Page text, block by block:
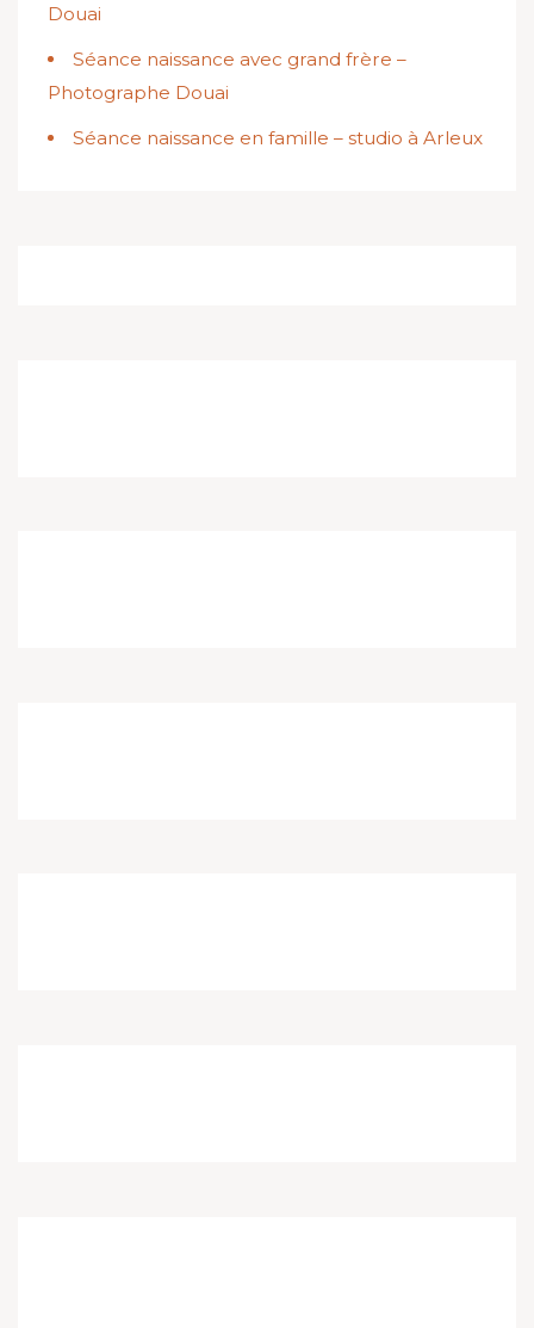
Douai
Séance naissance avec grand frère –
Photographe Douai
Séance naissance en famille – studio à Arleux